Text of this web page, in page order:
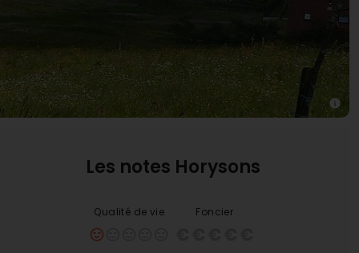
Les notes Horysons
Qualité de vie Foncier